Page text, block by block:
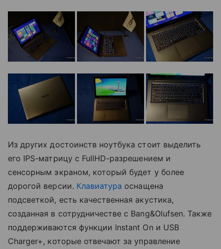
Из других достоинств ноутбука стоит выделить
его IPS-матрицу с FullHD-разрешением и
сенсорным экраном, который будет у более
дорогой версии. Клавиатура оснащена
подсветкой, есть качественная акустика,
созданная в сотрудничестве с Bang&Olufsen. Также
поддерживаются функции Instant On и USB
Charger+, которые отвечают за управление